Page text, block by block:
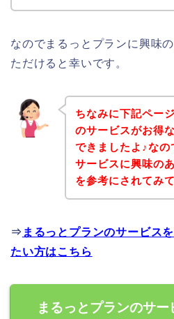
なのでまるっとプランに興味
ただけると幸いです。
ちなみに下記ペー
のサービスがお得
できましたよ♪な
サービスに興味の
を参考にされてみ
⇒ まるっとプランのサービス
たい方はこちら
まるっとプランのサ